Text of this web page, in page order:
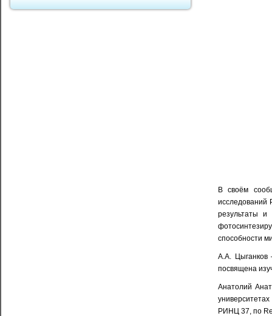
В своём
исследований
результаты
способности
А.А. Цыганков
посвящена
Анатолий
РИНЦ 37, по